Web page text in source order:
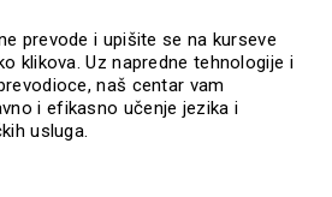
prevode i upišite se na kurseve
klikova. Uz napredne tehnologije i
naš centar vam
i efikasno učenje jezika i
usluga.